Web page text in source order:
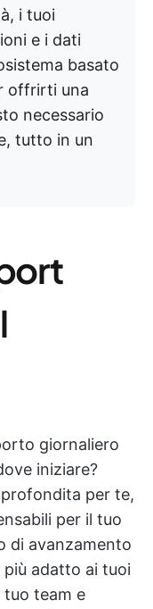
i tuoi
e i dati
basato
offrirti una
necessario
tutto in un
giornaliero
iniziare?
per te,
per il tuo
di avanzamento
adatto ai tuoi
tuo team e